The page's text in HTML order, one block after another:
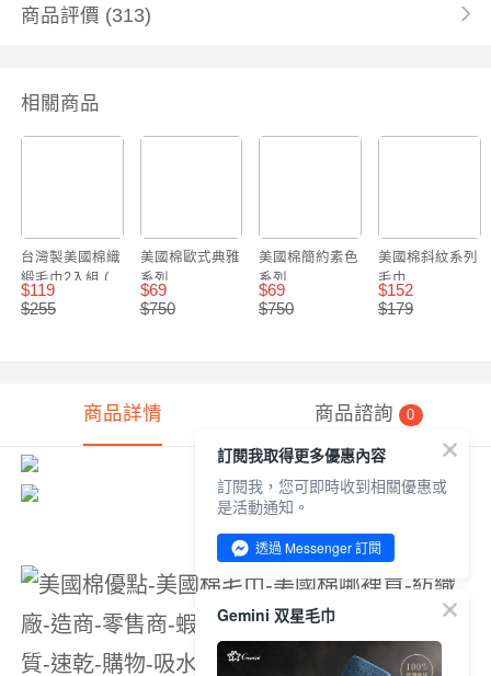
商品評價 (313)
相關商品
台灣製美國棉織
緞毛巾2入組 (顏
色隨機出貨)
$119
$255
美國棉歐式典雅
系列
$69
$750
美國棉簡約素色
系列
$69
$750
美國棉斜紋系列
毛巾
$152
$179
商品詳情 商品諮詢 0
訂閱我取得更多優惠內容
訂閱我，您可即時收到相關優惠或
是活動通知。
透過 Messenger 訂閱
Gemini 双星毛巾